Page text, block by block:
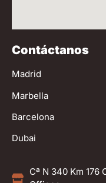
Contáctanos
Madrid
Marbella
Barcelona
Dubai
Offices